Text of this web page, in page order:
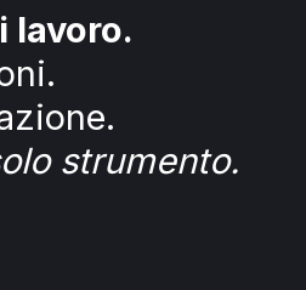
lavoro.
strumento.